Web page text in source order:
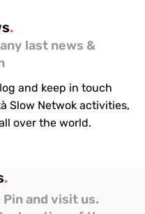
.
last news &
and keep in touch
Slow Netwok activities,
over the world.
.
and visit us.